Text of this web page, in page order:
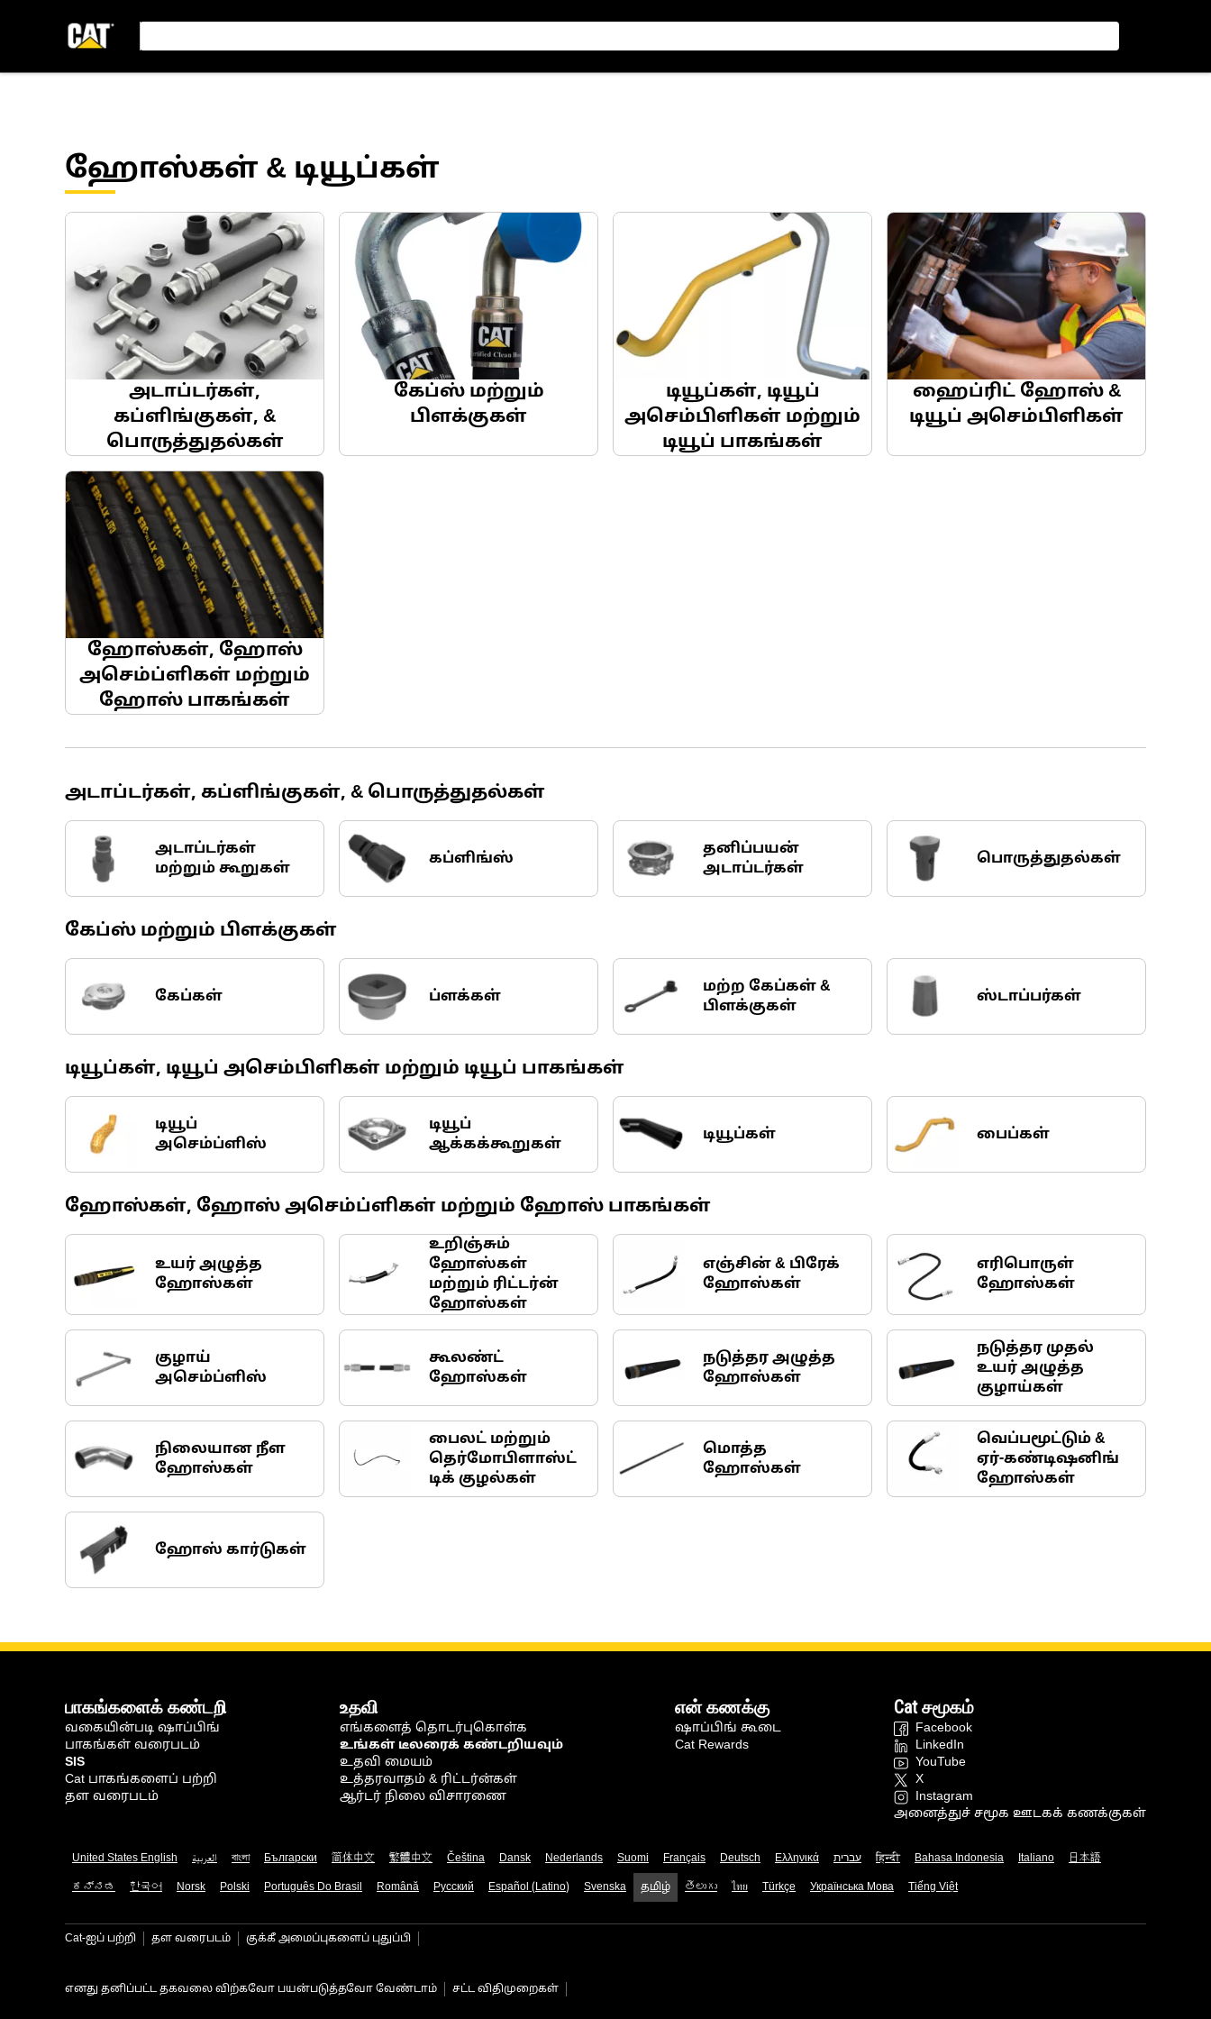
ஹோஸ்கள் & டியூப்கள்
அடாப்டர்கள்,
கப்ளிங்குகள், &
பொருத்துதல்கள்
கேப்ஸ் மற்றும்
பிளக்குகள்
டியூப்கள், டியூப்
அசெம்பிளிகள் மற்றும்
டியூப் பாகங்கள்
ஹைப்ரிட் ஹோஸ் &
டியூப் அசெம்பிளிகள்
ஹோஸ்கள், ஹோஸ்
அசெம்ப்ளிகள் மற்றும்
ஹோஸ் பாகங்கள்
அடாப்டர்கள், கப்ளிங்குகள், & பொருத்துதல்கள்
அடாப்டர்கள்
மற்றும் கூறுகள்
கப்ளிங்ஸ்
தனிப்பயன்
அடாப்டர்கள்
பொருத்துதல்கள்
கேப்ஸ் மற்றும் பிளக்குகள்
கேப்கள் ப்ளக்கள்
மற்ற கேப்கள் &
பிளக்குகள்
ஸ்டாப்பர்கள்
டியூப்கள், டியூப் அசெம்பிளிகள் மற்றும் டியூப் பாகங்கள்
டியூப்
அசெம்ப்ளிஸ்
டியூப்
ஆக்கக்கூறுகள்
டியூப்கள் பைப்கள்
ஹோஸ்கள், ஹோஸ் அசெம்ப்ளிகள் மற்றும் ஹோஸ் பாகங்கள்
உயர் அழுத்த
ஹோஸ்கள்
உறிஞ்சும்
ஹோஸ்கள்
மற்றும் ரிட்டர்ன்
ஹோஸ்கள்
எஞ்சின் & பிரேக்
ஹோஸ்கள்
எரிபொருள்
ஹோஸ்கள்
குழாய்
அசெம்ப்ளிஸ்
கூலண்ட்
ஹோஸ்கள்
நடுத்தர அழுத்த
ஹோஸ்கள்
நடுத்தர முதல்
உயர் அழுத்த
குழாய்கள்
நிலையான நீள
ஹோஸ்கள்
பைலட் மற்றும்
தெர்மோபிளாஸ்ட்
டிக் குழல்கள்
மொத்த
ஹோஸ்கள்
வெப்பமூட்டும் &
ஏர்-கண்டிஷனிங்
ஹோஸ்கள்
ஹோஸ் கார்டுகள்
பாகங்களைக் கண்டறி
வகையின்படி ஷாப்பிங்
பாகங்கள் வரைபடம்
SIS
Cat பாகங்களைப் பற்றி
தள வரைபடம்
உதவி
எங்களைத் தொடர்புகொள்க
உங்கள் டீலரைக் கண்டறியவும்
உதவி மையம்
உத்தரவாதம் & ரிட்டர்ன்கள்
ஆர்டர் நிலை விசாரணை
என் கணக்கு
ஷாப்பிங் கூடை
Cat Rewards
Cat சமூகம்
Facebook
LinkedIn
YouTube
X
Instagram
அனைத்துச் சமூக ஊடகக் கணக்குகள்
United States English العربية বাংলা Български 简体中文 繁體中文 Čeština Dansk Nederlands Suomi Français Deutsch Ελληνικά עברית हिन्दी Bahasa Indonesia Italiano 日本語
ಕನ್ನಡ 한국어 Norsk Polski Português Do Brasil Română Русский Español (Latino) Svenska தமிழ் తెలుగు ไทย Türkçe Українська Мова Tiếng Việt
Cat-ஐப் பற்றி தள வரைபடம் குக்கீ அமைப்புகளைப் புதுப்பி
எனது தனிப்பட்ட தகவலை விற்கவோ பயன்படுத்தவோ வேண்டாம் சட்ட விதிமுறைகள்